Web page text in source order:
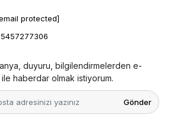
protected]
duyuru, bilgilendirmelerden e-
haberdar olmak istiyorum.
Gönder